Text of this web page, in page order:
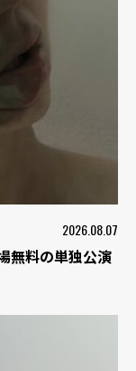
2026.08.07
無料の単独公演